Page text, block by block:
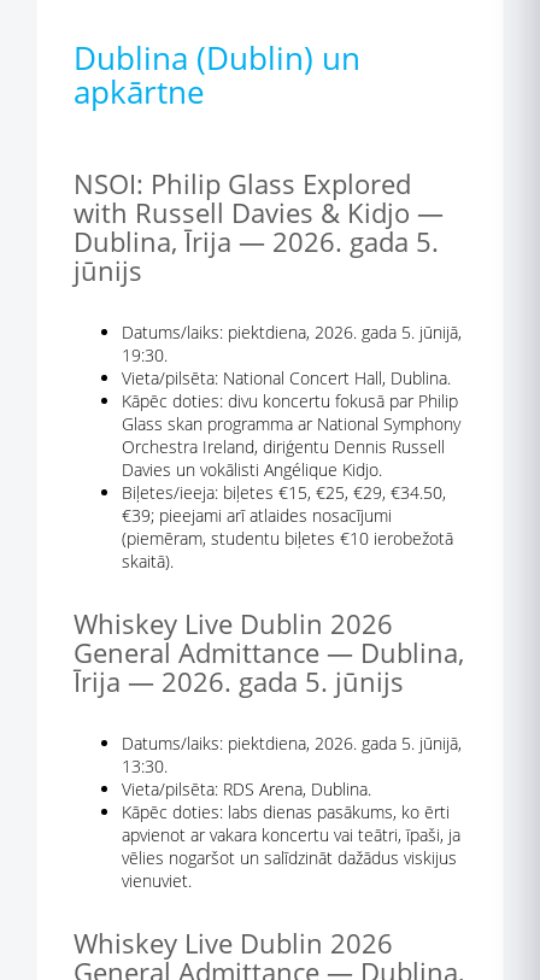
Dublina (Dublin) un
apkārtne
NSOI: Philip Glass Explored
with Russell Davies & Kidjo —
Dublina, Īrija — 2026. gada 5.
jūnijs
Datums/laiks: piektdiena, 2026. gada 5. jūnijā,
19:30.
Vieta/pilsēta: National Concert Hall, Dublina.
Kāpēc doties: divu koncertu fokusā par Philip
Glass skan programma ar National Symphony
Orchestra Ireland, diriģentu Dennis Russell
Davies un vokālisti Angélique Kidjo.
Biļetes/ieeja: biļetes €15, €25, €29, €34.50,
€39; pieejami arī atlaides nosacījumi
(piemēram, studentu biļetes €10 ierobežotā
skaitā).
Whiskey Live Dublin 2026
General Admittance — Dublina,
Īrija — 2026. gada 5. jūnijs
Datums/laiks: piektdiena, 2026. gada 5. jūnijā,
13:30.
Vieta/pilsēta: RDS Arena, Dublina.
Kāpēc doties: labs dienas pasākums, ko ērti
apvienot ar vakara koncertu vai teātri, īpaši, ja
vēlies nogaršot un salīdzināt dažādus viskijus
vienuviet.
Whiskey Live Dublin 2026
General Admittance — Dublina,